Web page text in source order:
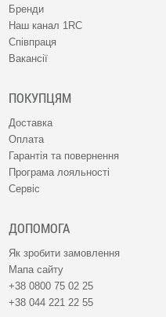
Бренди
Наш канал 1RC
Співпраця
Вакансії
ПОКУПЦЯМ
Доставка
Оплата
Гарантія та повернення
Програма лояльності
Сервіс
ДОПОМОГА
Як зробити замовлення
Мапа сайту
+38 0800 75 02 25
+38 044 221 22 55